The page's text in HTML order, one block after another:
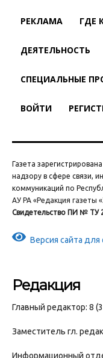
РЕКЛАМА ГДЕ
ДЕЯТЕЛЬНОСТЬ
СПЕЦИАЛЬНЫЕ
ВОЙТИ
Газета
надзору в сфере связи,
коммуникаций по
АУ РА «Редакция газеты
Свидетельство ПИ № ТУ
Версия сайта для
Редакция
Главный редактор: 8
Заместитель гл.
Информационный